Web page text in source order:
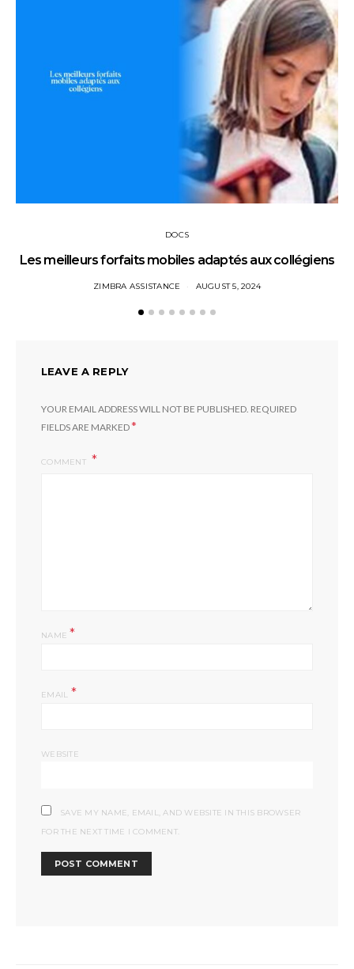
DOCS
Les meilleurs forfaits mobiles adaptés aux collégiens
ZIMBRA ASSISTANCE AUGUST 5, 2024
LEAVE A REPLY
YOUR EMAIL ADDRESS WILL NOT BE PUBLISHED. REQUIRED
FIELDS ARE MARKED*
COMMENT
NAME *
EMAIL *
WEBSITE
SAVE MY NAME, EMAIL, AND WEBSITE IN THIS BROWSER
FOR THE NEXT TIME I COMMENT.